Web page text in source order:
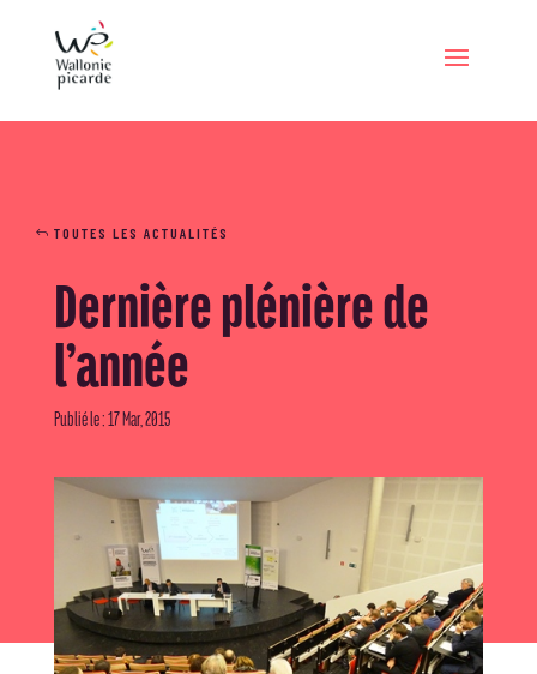
TOUTES LES ACTUALITÉS
Dernière plénière de
l’année
Publié le : 17 Mar, 2015